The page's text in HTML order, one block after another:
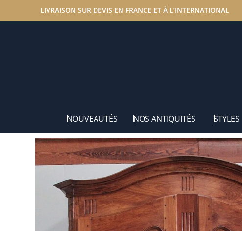
LIVRAISON SUR DEVIS EN FRANCE ET À L’INTERNATIONAL
NOUVEAUTÉS NOS ANTIQUITÉS STYLES